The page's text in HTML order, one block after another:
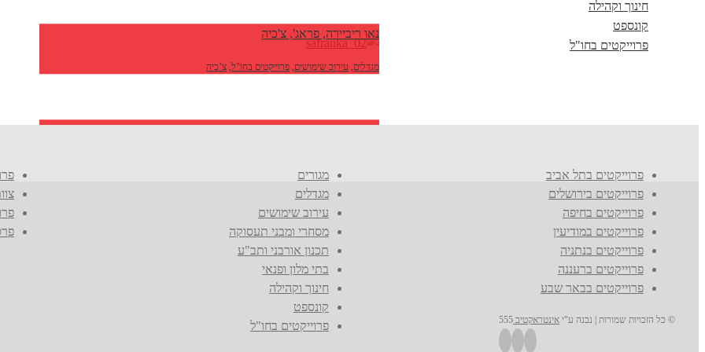
נאו ריביירה, פראג', צ'כיה
מגדלים, עירוב שימושים, פרוייקטים בחו"ל, צ’כיה
חינוך וקהילה
קונספט
פרוייקטים בחו"ל
מגורים
מגדלים
עירוב שימושים
מסחרי ומבני תעסוקה
תכנון אורבני ותב"ע
בתי מלון ופנאי
חינוך וקהילה
קונספט
פרוייקטים בחו"ל
פרוייקטים בתל אביב
פרוייקטים בירושלים
פרוייקטים בחיפה
פרוייקטים במודיעין
פרוייקטים בנתניה
פרוייקטים ברעננה
פרוייקטים בבאר שבע
© כל הזכויות שמורות | נבנה ע"י אינטראקטיב 555